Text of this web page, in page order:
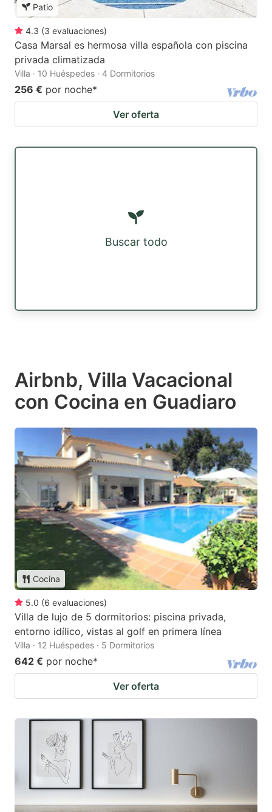
Patio
4.3 (3 evaluaciones)
Casa Marsal es hermosa villa española con piscina
privada climatizada
Villa · 10 Huéspedes · 4 Dormitorios
256 € por noche*
Ver oferta
Buscar todo
Airbnb, Villa Vacacional
con Cocina en Guadiaro
Cocina
5.0 (6 evaluaciones)
Villa de lujo de 5 dormitorios: piscina privada,
entorno idílico, vistas al golf en primera línea
Villa · 12 Huéspedes · 5 Dormitorios
642 € por noche*
Ver oferta